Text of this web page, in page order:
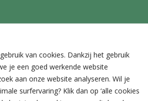
089 36 27 11
Gastro-enterologie
089 36 27 12
van cookies. Dankzij het gebruik
je een goed werkende website
aan onze website analyseren. Wil je
surfervaring? Klik dan op ‘alle cookies